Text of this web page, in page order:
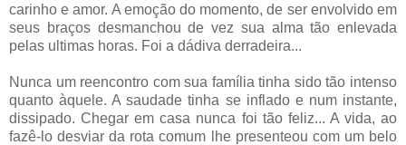
carinho e amor. A emoção do momento, de ser envolvido em
seus braços desmanchou de vez sua alma tão enlevada
pelas ultimas horas. Foi a dádiva derradeira...
Nunca um reencontro com sua família tinha sido tão intenso
quanto àquele. A saudade tinha se inflado e num instante,
dissipado. Chegar em casa nunca foi tão feliz... A vida, ao
fazê-lo desviar da rota comum lhe presenteou com um belo